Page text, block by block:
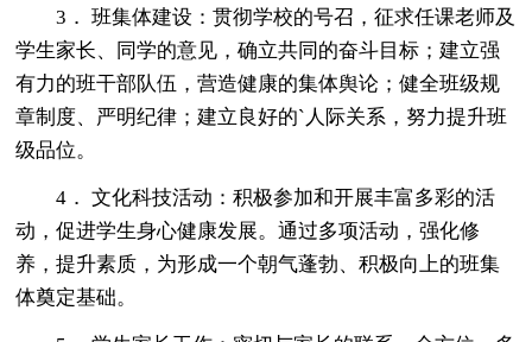
3． 班集体建设：贯彻学校的号召，征求任课老师及
学生家长、同学的意见，确立共同的奋斗目标；建立强
有力的班干部队伍，营造健康的集体舆论；健全班级规
章制度、严明纪律；建立良好的`人际关系，努力提升班
级品位。
4． 文化科技活动：积极参加和开展丰富多彩的活
动，促进学生身心健康发展。通过多项活动，强化修
养，提升素质，为形成一个朝气蓬勃、积极向上的班集
体奠定基础。